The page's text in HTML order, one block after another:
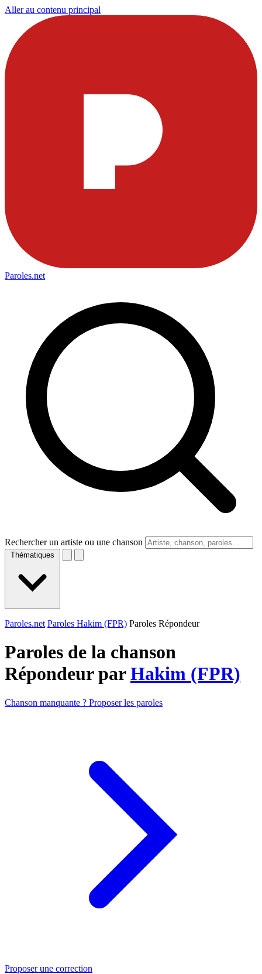
Aller au contenu principal
Paroles.net
Rechercher un artiste ou une chanson
Thématiques
Paroles.net Paroles Hakim (FPR) Paroles Répondeur
Paroles de la chanson
Répondeur parHakim (FPR)
Chanson manquante ? Proposer les paroles
Proposer une correction